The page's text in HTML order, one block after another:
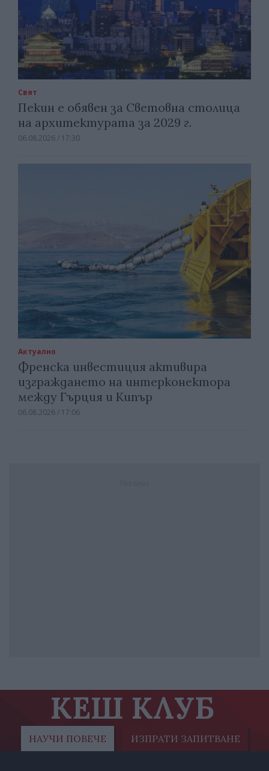
Свят
Пекин е обявен за Световна столица
на архитектурата за 2029 г.
06.08.2026 / 17:30
Актуално
Френска инвестиция активира
изграждането на интерконектора
между Гърция и Кипър
06.08.2026 / 17:06
КЕШ КЛУБ
НАУЧИ ПОВЕЧЕ ИЗПРАТИ ЗАПИТВАНЕ